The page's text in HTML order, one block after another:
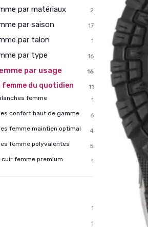
par matériaux 2
par saison 17
par talon 1
par type 16
par usage 16
femme du quotidien
11
femme
1
confort haut de gamme
6
femme maintien optimal
4
femme polyvalentes
5
cuir femme premium
1
1
1